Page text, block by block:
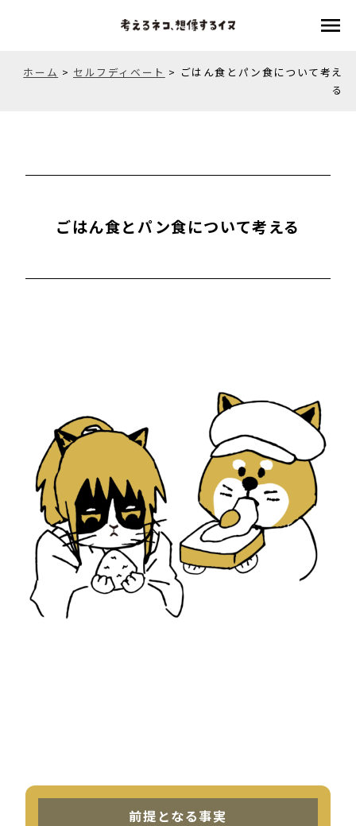
menu
ホーム > セルフディベート > ごはん食とパン食について考え
る
ごはん食とパン食について考える
前提となる事実